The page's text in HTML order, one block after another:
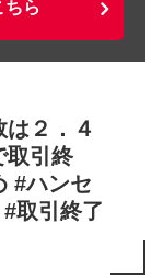
ちら
２．４
取引終
#ハンセ
取引終了